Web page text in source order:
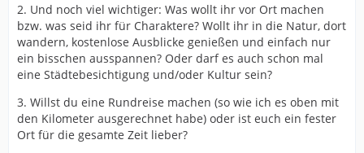
2. Und noch viel wichtiger: Was wollt ihr vor Ort machen
bzw. was seid ihr für Charaktere? Wollt ihr in die Natur, dort
wandern, kostenlose Ausblicke genießen und einfach nur
ein bisschen ausspannen? Oder darf es auch schon mal
eine Städtebesichtigung und/oder Kultur sein?
3. Willst du eine Rundreise machen (so wie ich es oben mit
den Kilometer ausgerechnet habe) oder ist euch ein fester
Ort für die gesamte Zeit lieber?